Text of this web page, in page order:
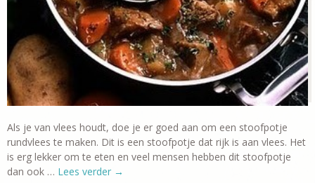
Als je van vlees houdt, doe je er goed aan om een stoofpotje
rundvlees te maken. Dit is een stoofpotje dat rijk is aan vlees. Het
is erg lekker om te eten en veel mensen hebben dit stoofpotje
dan ook … Lees verder →